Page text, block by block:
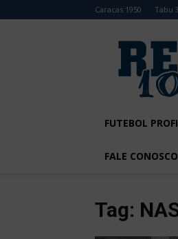
Caracas 1950 Tabu
FUTEBOL
FALE CONOSCO
Tag: